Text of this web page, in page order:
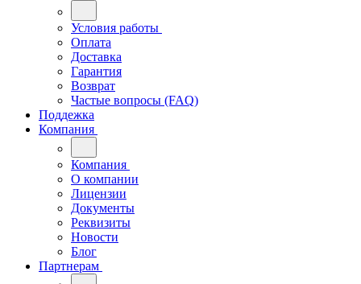
Условия работы
Оплата
Доставка
Гарантия
Возврат
Частые вопросы (FAQ)
Поддежка
Компания
Компания
О компании
Лицензии
Документы
Реквизиты
Новости
Блог
Партнерам